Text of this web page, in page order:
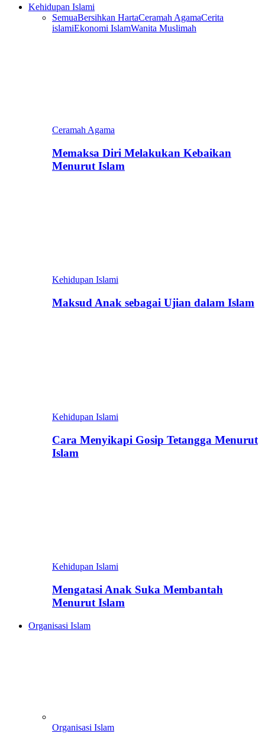
Kehidupan Islami
SemuaBersihkan HartaCeramah AgamaCerita
islamiEkonomi IslamWanita Muslimah
Ceramah Agama
Memaksa Diri Melakukan Kebaikan
Menurut Islam
Kehidupan Islami
Maksud Anak sebagai Ujian dalam Islam
Kehidupan Islami
Cara Menyikapi Gosip Tetangga Menurut
Islam
Kehidupan Islami
Mengatasi Anak Suka Membantah
Menurut Islam
Organisasi Islam
Organisasi Islam